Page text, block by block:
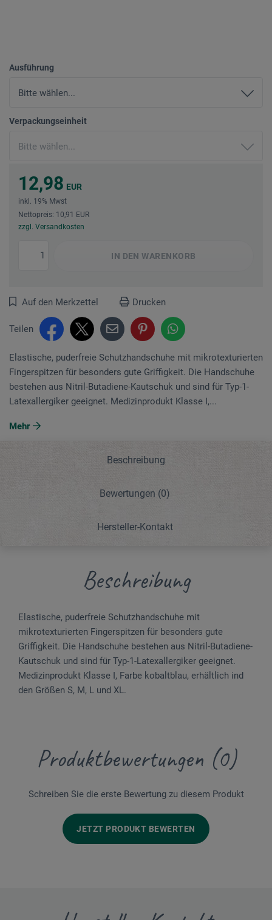
Ausführung
Verpackungseinheit
12,98 EUR
inkl. 19% Mwst
Nettopreis: 10,91 EUR
zzgl. Versandkosten
IN DEN WARENKORB
Auf den Merkzettel Drucken
Teilen
Elastische, puderfreie Schutzhandschuhe mit mikrotexturierten
Fingerspitzen für besonders gute Griffigkeit. Die Handschuhe
bestehen aus Nitril-Butadiene-Kautschuk und sind für Typ-1-
Latexallergiker geeignet. Medizinprodukt Klasse I,...
Mehr
Beschreibung
Bewertungen (0)
Hersteller-Kontakt
Beschreibung
Elastische, puderfreie Schutzhandschuhe mit
mikrotexturierten Fingerspitzen für besonders gute
Griffigkeit. Die Handschuhe bestehen aus Nitril-Butadiene-
Kautschuk und sind für Typ-1-Latexallergiker geeignet.
Medizinprodukt Klasse I, Farbe kobaltblau, erhältlich ind
den Größen S, M, L und XL.
Produktbewertungen (0)
Schreiben Sie die erste Bewertung zu diesem Produkt
JETZT PRODUKT BEWERTEN